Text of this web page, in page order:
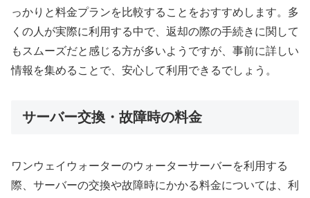
っかりと料金プランを比較することをおすすめします。多
くの人が実際に利用する中で、返却の際の手続きに関して
もスムーズだと感じる方が多いようですが、事前に詳しい
情報を集めることで、安心して利用できるでしょう。
サーバー交換・故障時の料金
ワンウェイウォーターのウォーターサーバーを利用する
際、サーバーの交換や故障時にかかる料金については、利